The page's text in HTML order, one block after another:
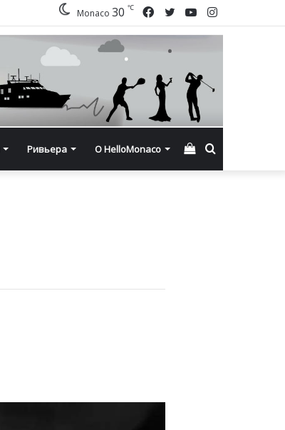
Instagram
YouTube
Twitter
Facebook
Monaco 30 ℃
Ривьера О HelloMonaco Смотреть